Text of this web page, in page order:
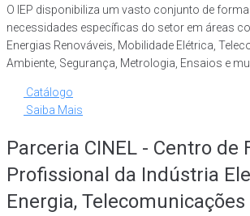
O IEP disponibiliza um vasto conjunto de
necessidades específicas do setor em áreas
Energias Renováveis, Mobilidade Elétrica,
Ambiente, Segurança, Metrologia, Ensaios e
Catálogo
Saiba Mais
Parceria CINEL - Centro de
Profissional da Indústria
Energia, Telecomunicações